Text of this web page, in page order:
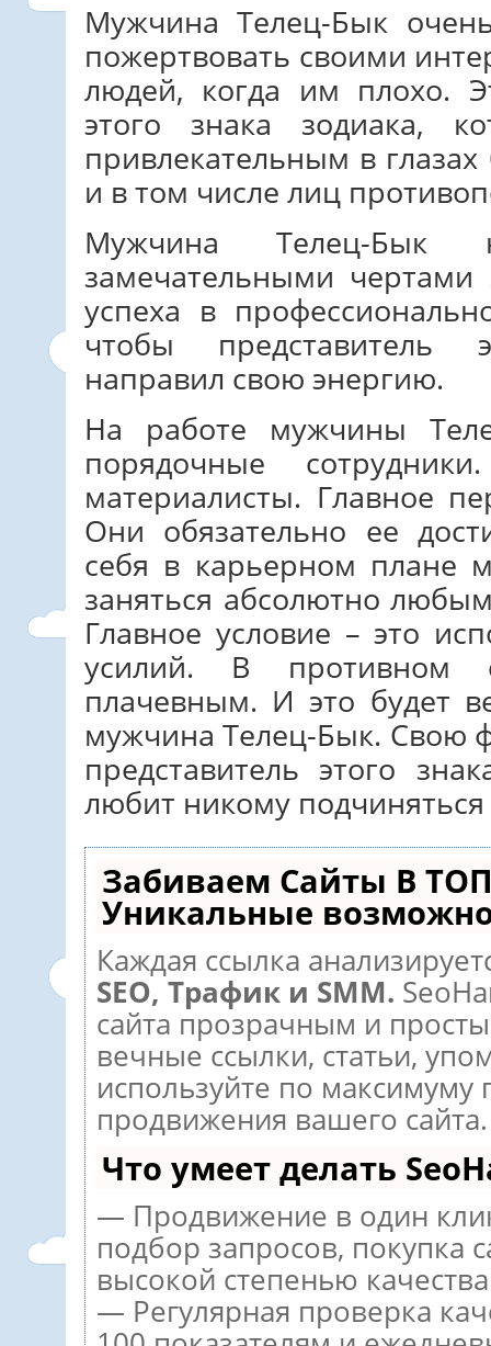
Мужчина Телец-Бык
пожертвовать своими
людей, когда им плохо.
этого знака зодиака,
привлекательным в
и в том числе лиц
Мужчина Телец-Бык
замечательными чертами
успеха в
чтобы представитель
направил свою энергию.
На работе мужчины
порядочные
материалисты. Главное
Они обязательно ее
себя в карьерном плане
заняться абсолютно
Главное условие – это
усилий. В противном
плачевным. И это будет
мужчина Телец-Бык. Свою
представитель этого
любит никому
Забиваем Сайты В
Уникальные
Каждая ссылка
SEO, Трафик и SMM.
сайта прозрачным и
вечные ссылки, статьи,
используйте по максимуму
продвижения вашего сайта.
Что умеет делать
— Продвижение в один
подбор запросов, покупка
высокой степенью
— Регулярная проверка